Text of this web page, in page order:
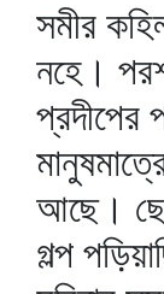
সমীর
নহে।
প্রদীপের
আছে।
গল্প